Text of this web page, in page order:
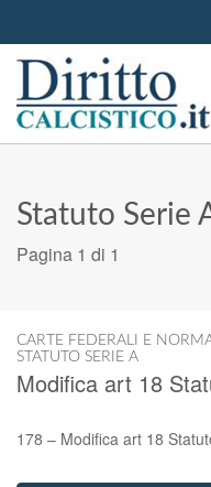
Statuto Serie
Pagina 1 di 1
CARTE FEDERALI E
STATUTO SERIE A
Modifica art 18
178 – Modifica art 18